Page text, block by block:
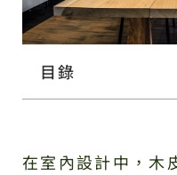
目錄
在室內設計中，木